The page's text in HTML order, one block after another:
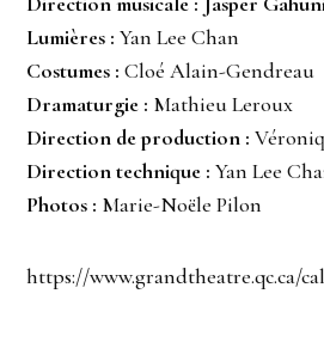
Lumières : Yan Lee Chan
Costumes : Cloé Alain-Gendreau
Dramaturgie : Mathieu Leroux
Direction de production :
Direction technique : Yan Lee
Photos : Marie-Noële Pilon
https://www.grandtheatre.qc.ca/